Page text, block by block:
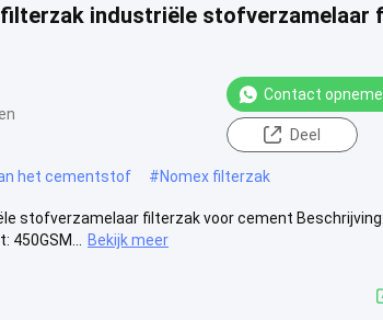
industriële stofverzamelaar
Contact
Deel
het cementstof #Nomex filterzak
stofverzamelaar filterzak voor cement
Bekijk meer